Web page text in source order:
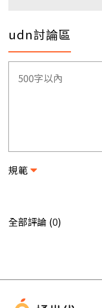
udn討論區
規範
全部評論 (0)